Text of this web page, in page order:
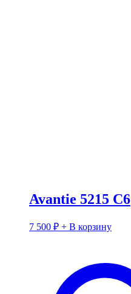
Avantie 5215 C6
7 500 ₽ + В корзину